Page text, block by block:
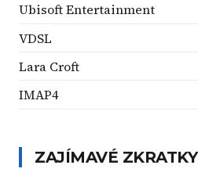
Ubisoft Entertainment
VDSL
Lara Croft
IMAP4
ZAJÍMAVÉ ZKRATKY